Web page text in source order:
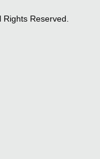
Rights Reserved.